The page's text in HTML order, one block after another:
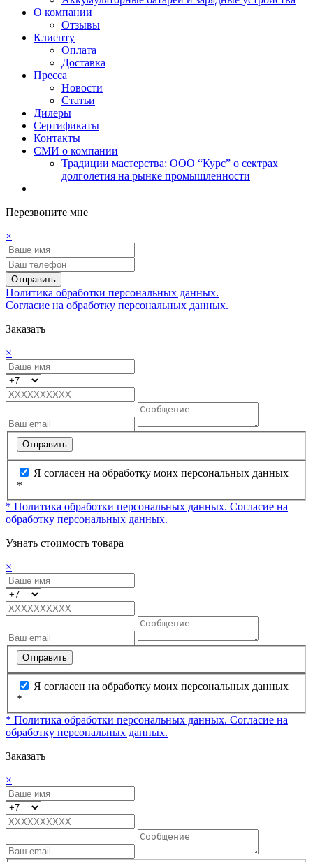
О компании
Отзывы
Клиенту
Оплата
Доставка
Пресса
Новости
Статьи
Дилеры
Сертификаты
Контакты
СМИ о компании
Традиции мастерства: ООО “Курс” о сектрах
долголетия на рынке промышленности
Перезвоните мне
×
Отправить
Политика обработки персональных данных.
Согласие на обработку персональных данных.
Заказать
×
Отправить
Я согласен на обработку моих персональных данных
*
* Политика обработки персональных данных. Согласие на
обработку персональных данных.
Узнать стоимость товара
×
Отправить
Я согласен на обработку моих персональных данных
*
* Политика обработки персональных данных. Согласие на
обработку персональных данных.
Заказать
×